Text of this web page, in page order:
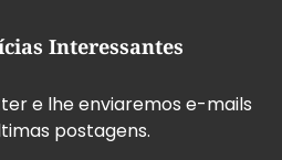
Interessantes
e lhe enviaremos e-mails
postagens.